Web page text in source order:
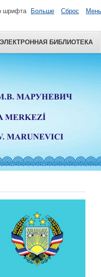
ЭЛЕКТРОННАЯ БИБЛИОТЕКА
шрифта Больше Сброс